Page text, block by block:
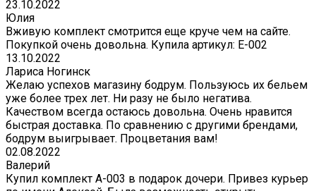
23.10.2022
Юлия
Вживую комплект смотрится еще круче чем на сайте.
Покупкой очень довольна. Купила артикул: E-002
13.10.2022
Лариса Ногинск
Желаю успехов магазину бодрум. Пользуюсь их бельем
уже более трех лет. Ни разу не было негатива.
Качеством всегда остаюсь довольна. Очень нравится
быстрая доставка. По сравнению с другими брендами,
бодрум выигрывает. Процветания вам!
02.08.2022
Валерий
Купил комплект A-003 в подарок дочери. Привез курьер